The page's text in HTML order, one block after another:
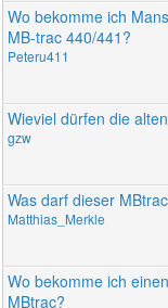
Wo bekomme ich
MB-trac 440/441?
Peteru411
Wieviel dürfen die
gzw
Was darf dieser
Matthias_Merkle
Wo bekomme ich
MBtrac?